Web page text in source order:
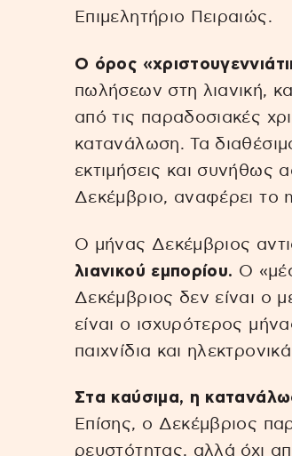
Επιμελητήριο Πειραιώς.
Ο όρος
πωλήσεων στη λιανική,
από τις παραδοσιακές
κατανάλωση. Τα
εκτιμήσεις και συνήθως
Δεκέμβριο, αναφέρει το
Ο μήνας Δεκέμβριος
λιανικού εμπορίου. Ο
Δεκέμβριος δεν είναι ο
είναι ο ισχυρότερος
παιχνίδια και
Στα καύσιμα, η
Επίσης, ο Δεκέμβριος
ρευστότητας, αλλά όχι